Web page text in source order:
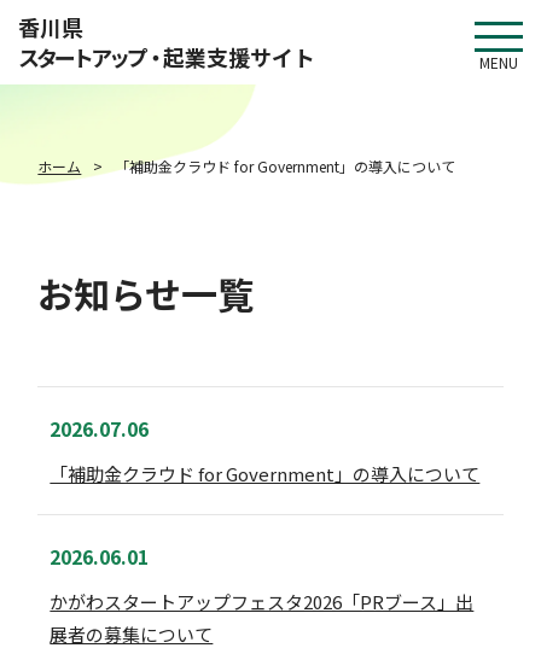
香川県
スタートアップ・起業支援サイト MENU
ホーム 「補助金クラウド for Government」の導入について
お知らせ一覧
2026.07.06
「補助金クラウド for Government」の導入について
2026.06.01
かがわスタートアップフェスタ2026「PRブース」出
展者の募集について